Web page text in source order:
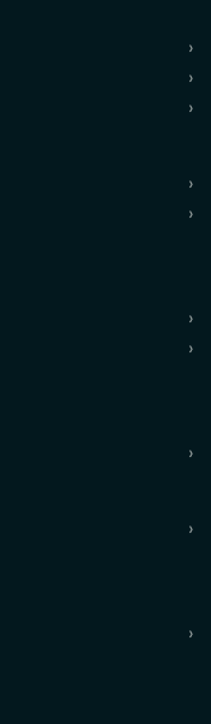
›
›
›
›
›
›
›
›
›
›